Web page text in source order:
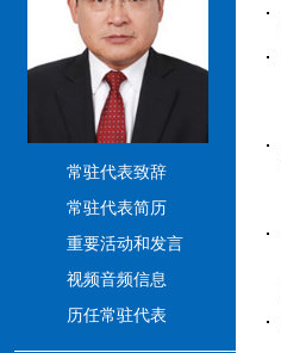
常驻代表致辞
常驻代表简历
重要活动和发言
视频音频信息
历任常驻代表